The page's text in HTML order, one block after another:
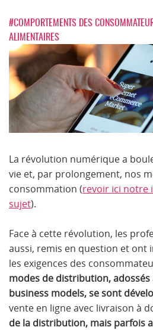
#COMPORTEMENTS DES
ALIMENTAIRES
La révolution numérique a
vie et, par prolongement, nos
consommation (revoir ici notre
sujet).
Face à cette révolution, les
aussi, remis en question et ont
les exigences des
modes de distribution, adossés
business models, se sont
vente en ligne avec livraison à
de la distribution, mais parfois